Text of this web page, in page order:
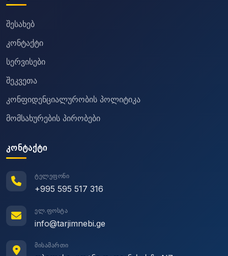
შესახებ
კონტაქტი
სერვისები
შეკვეთა
კონფიდენციალურობის პოლიტიკა
მომსახურების პირობები
ᲙᲝᲜᲢᲐᲥᲢᲘ
ᲢᲔᲚᲔᲤᲝᲜᲘ
+995 595 517 316
ᲔᲚ.ᲤᲝᲡᲢᲐ
info@tarjimnebi.ge
ᲛᲘᲡᲐᲛᲐᲠᲗᲘ